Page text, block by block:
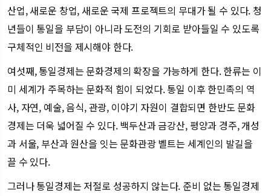
산업, 새로운 창업, 새로운 국제 프로젝트의 무대가 될 수 있다. 청
년들이 통일을 부담이 아니라 도전의 기회로 받아들일 수 있도록
구체적인 비전을 제시해야 한다.
여섯째, 통일경제는 문화경제의 확장을 가능하게 한다. 한류는 이
미 세계가 주목하는 문화적 힘이 되었다. 통일 이후 한민족의 역
사, 자연, 예술, 음식, 관광, 이야기 자원이 결합되면 한반도 문화
경제는 더욱 넓어질 수 있다. 백두산과 금강산, 평양과 경주, 개성
과 서울, 부산과 원산을 잇는 문화관광 벨트는 세계인의 발길을
끌 수 있다.
그러나 통일경제는 저절로 성공하지 않는다. 준비 없는 통일경제